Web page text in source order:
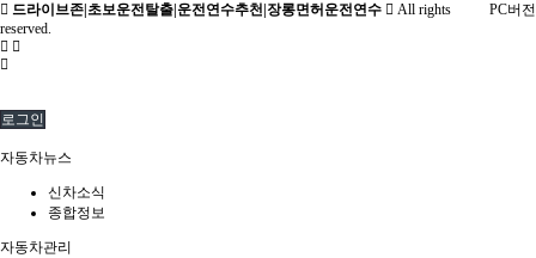
PC버전
드라이브존|초보운전탈출|운전연수추천|장롱면허운전연수
All rights
reserved.
로그인
자동차뉴스
신차소식
종합정보
자동차관리